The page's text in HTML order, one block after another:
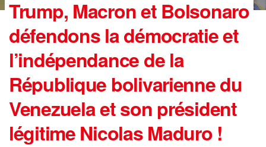
Trump, Macron et Bolsonaro
défendons la démocratie et
l’indépendance de la
République bolivarienne du
Venezuela et son président
légitime Nicolas Maduro !